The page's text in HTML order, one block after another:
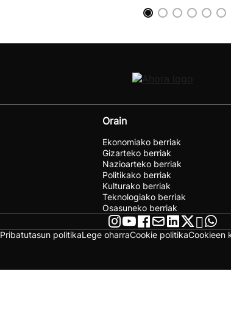
Orain
Ekonomiako berriak
Gizarteko berriak
Nazioarteko berriak
Politikako berriak
Kulturako berriak
Teknologiako berriak
Osasuneko berriak
Pribatutasun politikaLege oharraCookie politikaCookieen